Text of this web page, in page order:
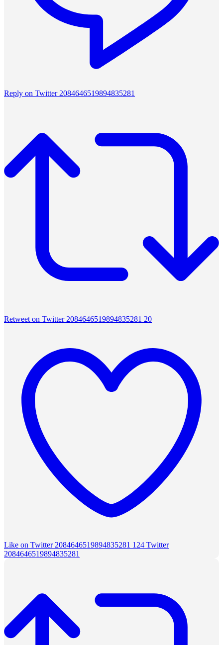
Reply on Twitter 2084646519894835281
Retweet on Twitter 2084646519894835281 20
Like on Twitter 2084646519894835281 124 Twitter
2084646519894835281